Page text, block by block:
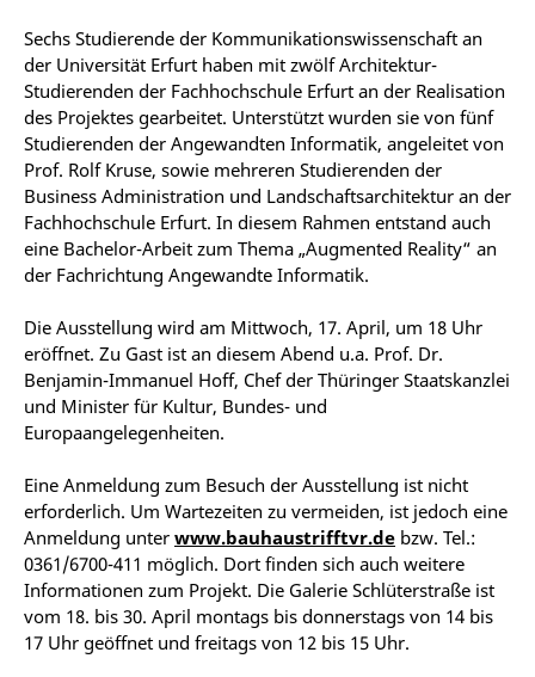
Sechs Studierende der Kommunikationswissenschaft an
der Universität Erfurt haben mit zwölf Architektur-
Studierenden der Fachhochschule Erfurt an der Realisation
des Projektes gearbeitet. Unterstützt wurden sie von fünf
Studierenden der Angewandten Informatik, angeleitet von
Prof. Rolf Kruse, sowie mehreren Studierenden der
Business Administration und Landschaftsarchitektur an der
Fachhochschule Erfurt. In diesem Rahmen entstand auch
eine Bachelor-Arbeit zum Thema „Augmented Reality“ an
der Fachrichtung Angewandte Informatik.
Die Ausstellung wird am Mittwoch, 17. April, um 18 Uhr
eröffnet. Zu Gast ist an diesem Abend u.a. Prof. Dr.
Benjamin-Immanuel Hoff, Chef der Thüringer Staatskanzlei
und Minister für Kultur, Bundes- und
Europaangelegenheiten.
Eine Anmeldung zum Besuch der Ausstellung ist nicht
erforderlich. Um Wartezeiten zu vermeiden, ist jedoch eine
Anmeldung unter www.bauhaustrifftvr.de bzw. Tel.:
0361/6700-411 möglich. Dort finden sich auch weitere
Informationen zum Projekt. Die Galerie Schlüterstraße ist
vom 18. bis 30. April montags bis donnerstags von 14 bis
17 Uhr geöffnet und freitags von 12 bis 15 Uhr.